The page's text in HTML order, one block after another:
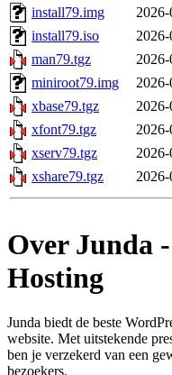
install79.img
install79.iso
man79.tgz
miniroot79.img
xbase79.tgz
xfont79.tgz
xserv79.tgz
xshare79.tgz
Over Junda
Hosting
Junda biedt de beste
website. Met uitstekende
ben je verzekerd van een
bezoekers.